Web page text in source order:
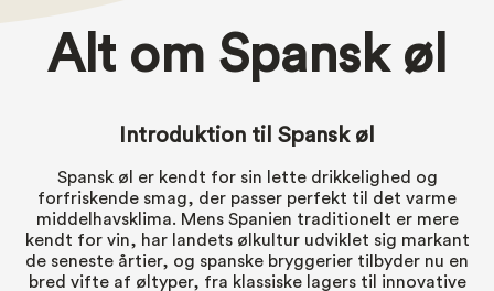
Alt om Spansk øl
Introduktion til Spansk øl
Spansk øl er kendt for sin lette drikkelighed og
forfriskende smag, der passer perfekt til det varme
middelhavsklima. Mens Spanien traditionelt er mere
kendt for vin, har landets ølkultur udviklet sig markant
de seneste årtier, og spanske bryggerier tilbyder nu en
bred vifte af øltyper, fra klassiske lagers til innovative